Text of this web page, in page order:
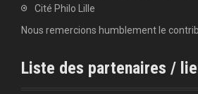
Cité Philo Lille
Nous remercions humblement le
Liste des partenaires /